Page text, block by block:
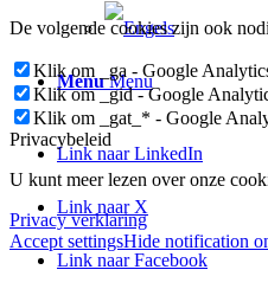
Menu Menu
Link naar LinkedIn
Link naar X
Link naar Facebook
De volgende cookies zijn ook
Klik om _ga - Google
Klik om _gid - Google
Klik om _gat_* - Google
Privacybeleid
U kunt meer lezen over onze
Privacy verklaring
Accept settingsHide notification